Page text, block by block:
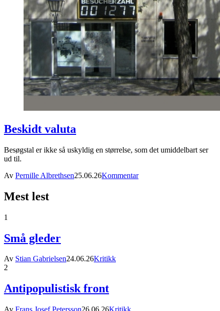
Beskidt valuta
Besøgstal er ikke så uskyldig en størrelse, som det umiddelbart ser
ud til.
Av Pernille Albrethsen25.06.26Kommentar
Mest lest
1
Små gleder
Av Stian Gabrielsen24.06.26Kritikk
2
Antipopulistisk front